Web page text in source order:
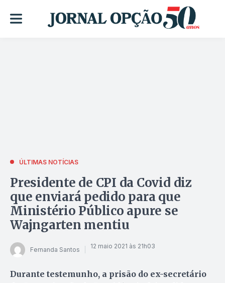
ÚLTIMAS NOTÍCIAS
Presidente de CPI da Covid diz
que enviará pedido para que
Ministério Público apure se
Wajngarten mentiu
Fernanda Santos 12 maio 2021 às 21h03
Durante testemunho, a prisão do ex-secretário